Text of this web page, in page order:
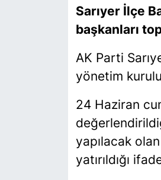
Sarıyer İlçe
başkanları
AK Parti
yönetim
24 Haziran
yapılacak
yatırıldığı
SİYASET
SON DAKİKA HABERİ
TEKNOLOJİ
TÜRKİYE VE DÜNYA
VİDEO GALERİ